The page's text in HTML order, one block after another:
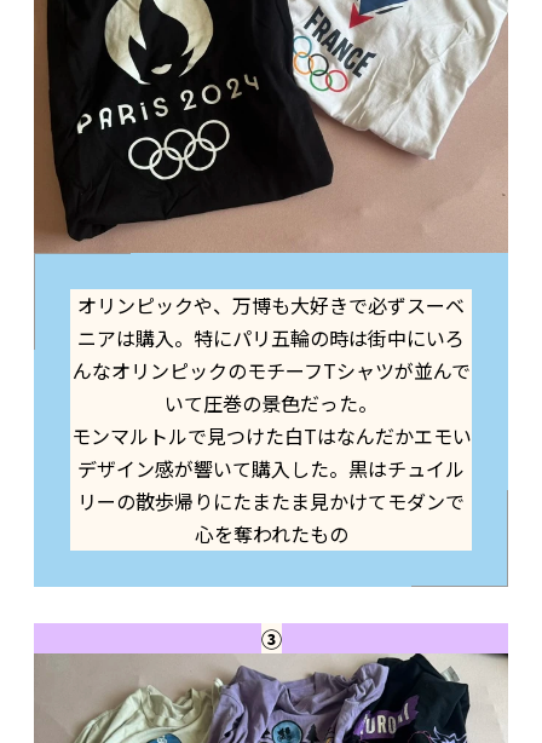
オリンピックや、万博も大好きで必ずスーベ
ニアは購入。特にパリ五輪の時は街中にいろ
んなオリンピックのモチーフTシャツが並んで
いて圧巻の景色だった。
モンマルトルで見つけた白Tはなんだかエモい
デザイン感が響いて購入した。黒はチュイル
リーの散歩帰りにたまたま見かけてモダンで
心を奪われたもの
③